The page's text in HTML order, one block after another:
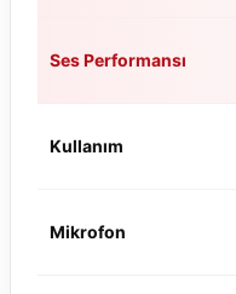
Ses Performansı
Kullanım
Mikrofon